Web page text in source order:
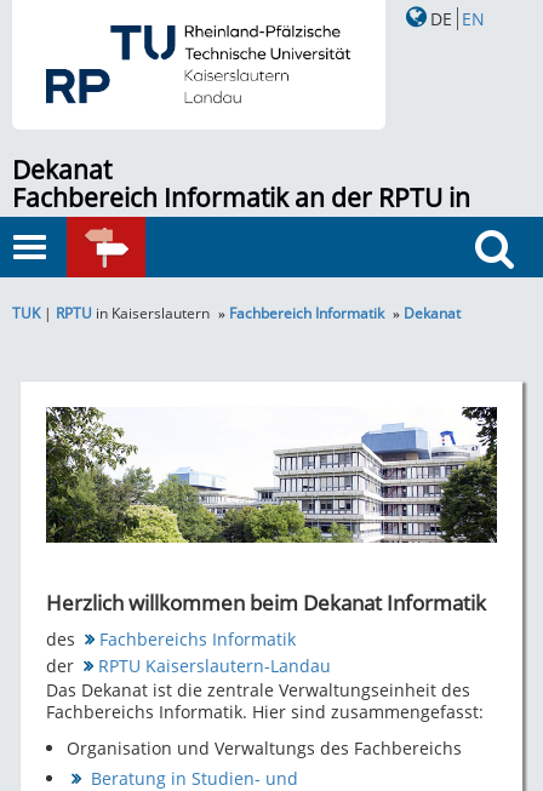
DE EN
Dekanat
Fachbereich Informatik an der RPTU in
Kaiserslautern
Toggle
navigation
TUK| RPTU in Kaiserslautern Fachbereich Informatik Dekanat
Herzlich willkommen beim Dekanat Informatik
des
Fachbereichs Informatik
der
RPTU Kaiserslautern-Landau
Das Dekanat ist die zentrale Verwaltungseinheit des
Fachbereichs Informatik. Hier sind zusammengefasst:
Organisation und Verwaltungs des Fachbereichs
Beratung in Studien- und